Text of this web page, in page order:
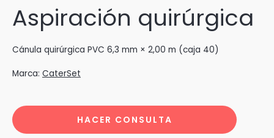
Aspiración quirúrgica
Cánula quirúrgica PVC 6,3 mm × 2,00 m (caja 40)
Marca: CaterSet
HACER CONSULTA